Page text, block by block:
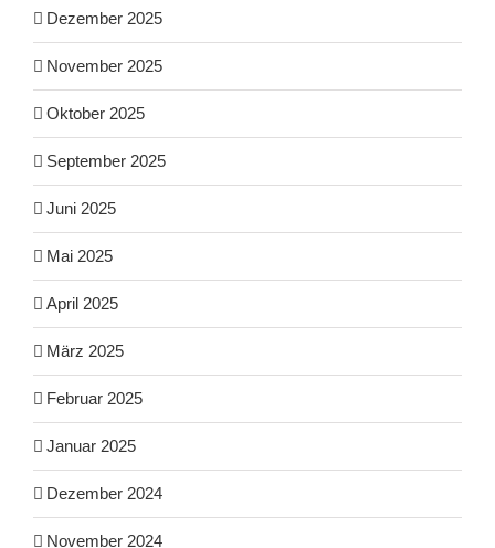
Dezember 2025
November 2025
Oktober 2025
September 2025
Juni 2025
Mai 2025
April 2025
März 2025
Februar 2025
Januar 2025
Dezember 2024
November 2024